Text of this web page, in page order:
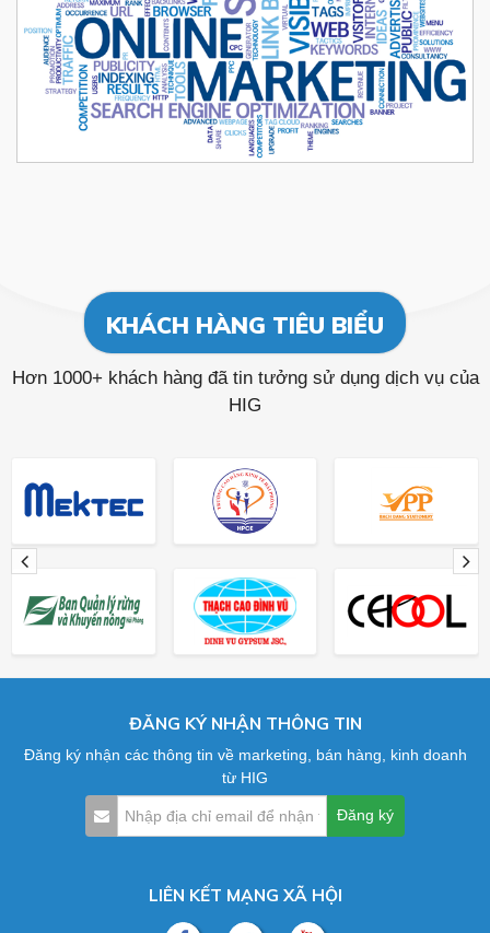
KHÁCH HÀNG TIÊU BIỂU
Hơn 1000+ khách hàng đã tin tưởng sử dụng dịch vụ của
HIG
ĐĂNG KÝ NHẬN THÔNG TIN
Đăng ký nhận các thông tin về marketing, bán hàng, kinh doanh
từ HIG
LIÊN KẾT MẠNG XÃ HỘI